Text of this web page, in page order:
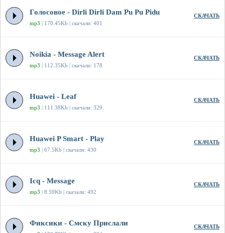
Голосовое - Dirli Dirli Dam Pu Pu Pidu
mp3 | 170.45Kb | скачали: 401
СКАЧАТЬ
Noikia - Message Alert
mp3 | 112.35Kb | скачали: 178
СКАЧАТЬ
Huawei - Leaf
mp3 | 111.38Kb | скачали: 329
СКАЧАТЬ
Huawei P Smart - Play
mp3 | 67.5Kb | скачали: 430
СКАЧАТЬ
Icq - Message
mp3 | 8.59Kb | скачали: 492
СКАЧАТЬ
Фиксики - Смску Прислали СКАЧАТЬ